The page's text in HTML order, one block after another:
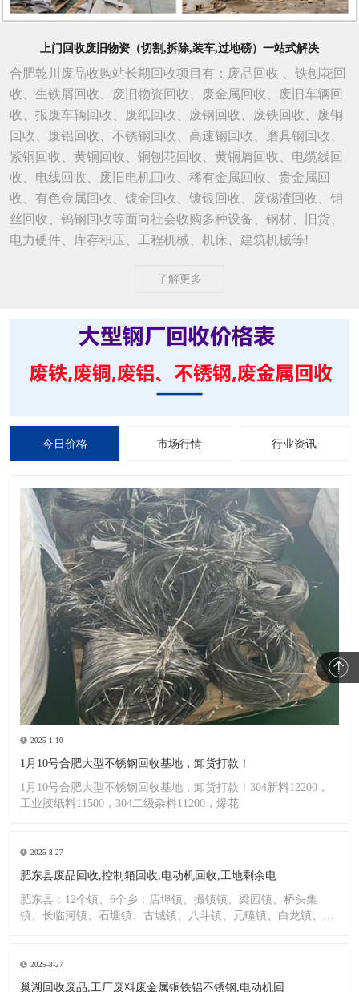
上门回收废旧物资（切割,拆除,装车,过地磅）一站式解决
合肥乾川废品收购站长期回收项目有：废品回收 、铁刨花回
收、生铁屑回收、废旧物资回收、废金属回收、废旧车辆回
收、报废车辆回收、废纸回收、废钢回收、废铁回收、废铜
回收、废铝回收、不锈钢回收、高速钢回收、磨具钢回收、
紫铜回收、黄铜回收、铜刨花回收、黄铜屑回收、电缆线回
收、电线回收、废旧电机回收、稀有金属回收、贵金属回
收、有色金属回收、镀金回收、镀银回收、废锡渣回收、钼
丝回收、钨钢回收等面向社会收购多种设备、钢材、旧货、
电力硬件、库存积压、工程机械、机床、建筑机械等!
了解更多
今日价格 市场行情 行业资讯
2025-1-10
1月10号合肥大型不锈钢回收基地，卸货打款！
1月10号合肥大型不锈钢回收基地，卸货打款！304新料12200，
工业胶纸料11500，304二级杂料11200，爆花
2025-8-27
肥东县废品回收,控制箱回收,电动机回收,工地剩余电
肥东县：12个镇、6个乡：店埠镇、撮镇镇、梁园镇、桥头集
镇、长临河镇、石塘镇、古城镇、八斗镇、元疃镇、白龙镇、包
2025-8-27
巢湖回收废品,工厂废料废金属铜铁铝不锈钢,电动机回